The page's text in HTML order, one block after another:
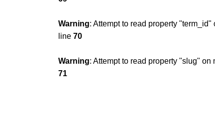
Warning: Attempt to read property "term_id"
line 70
Warning: Attempt to read property "slug" on
71